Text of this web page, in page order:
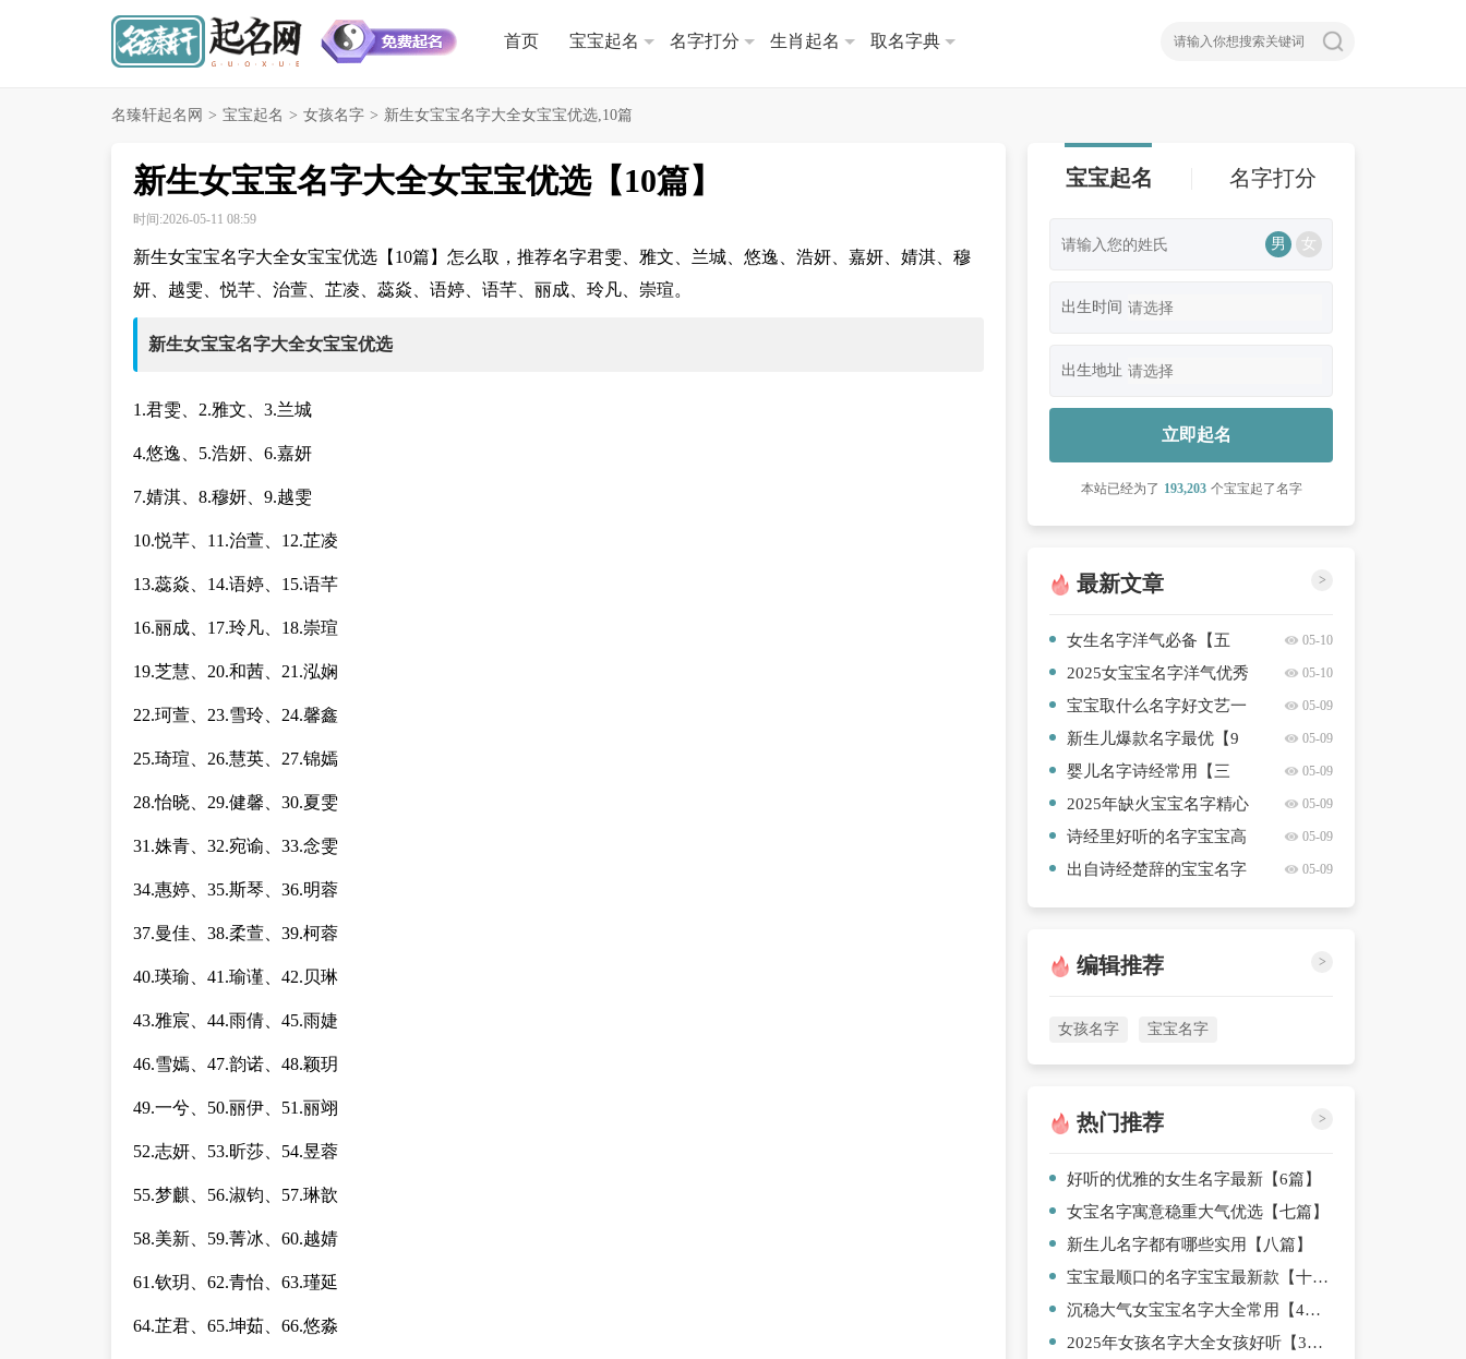
首页 宝宝起名 名字打分 生肖起名 取名字典
名臻轩起名网 > 宝宝起名 > 女孩名字 > 新生女宝宝名字大全女宝宝优选,10篇
新生女宝宝名字大全女宝宝优选【10篇】
时间:2026-05-11 08:59
新生女宝宝名字大全女宝宝优选【10篇】怎么取，推荐名字君雯、雅文、兰城、悠逸、浩妍、嘉妍、婧淇、穆
妍、越雯、悦芊、治萱、芷凌、蕊焱、语婷、语芊、丽成、玲凡、崇瑄。
新生女宝宝名字大全女宝宝优选
1.君雯、2.雅文、3.兰城
4.悠逸、5.浩妍、6.嘉妍
7.婧淇、8.穆妍、9.越雯
10.悦芊、11.治萱、12.芷凌
13.蕊焱、14.语婷、15.语芊
16.丽成、17.玲凡、18.崇瑄
19.芝慧、20.和茜、21.泓娴
22.珂萱、23.雪玲、24.馨鑫
25.琦瑄、26.慧英、27.锦嫣
28.怡晓、29.健馨、30.夏雯
31.姝青、32.宛谕、33.念雯
34.惠婷、35.斯琴、36.明蓉
37.曼佳、38.柔萱、39.柯蓉
40.瑛瑜、41.瑜谨、42.贝琳
43.雅宸、44.雨倩、45.雨婕
46.雪嫣、47.韵诺、48.颖玥
49.一兮、50.丽伊、51.丽翊
52.志妍、53.昕莎、54.昱蓉
55.梦麒、56.淑钧、57.琳歆
58.美新、59.菁冰、60.越婧
61.钦玥、62.青怡、63.瑾延
64.芷君、65.坤茹、66.悠淼
宝宝起名 名字打分
男 女
出生时间
出生地址
立即起名
本站已经为了 193,203 个宝宝起了名字
最新文章 >
女生名字洋气必备【五
篇】
05-10
2025女宝宝名字洋气优秀
【10篇】
05-10
宝宝取什么名字好文艺一
点的简洁【4篇】
05-09
新生儿爆款名字最优【9
篇】
05-09
婴儿名字诗经常用【三
篇】
05-09
2025年缺火宝宝名字精心
挑选【4篇】
05-09
诗经里好听的名字宝宝高
质量【十篇】
05-09
出自诗经楚辞的宝宝名字
05-09
编辑推荐 >
女孩名字 宝宝名字
热门推荐 >
好听的优雅的女生名字最新【6篇】
女宝名字寓意稳重大气优选【七篇】
新生儿名字都有哪些实用【八篇】
宝宝最顺口的名字宝宝最新款【十篇】
沉稳大气女宝宝名字大全常用【4篇】
2025年女孩名字大全女孩好听【3篇】